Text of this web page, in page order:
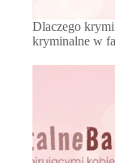
Dlaczego
kryminalne w